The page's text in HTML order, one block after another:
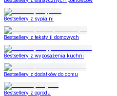
Bestsellery z sypialni
Bestsellery z tekstylii domowych
Bestsellery z wyposażenia kuchni
Bestsellery z dodatków do domu
Bestsellery z ogrodu